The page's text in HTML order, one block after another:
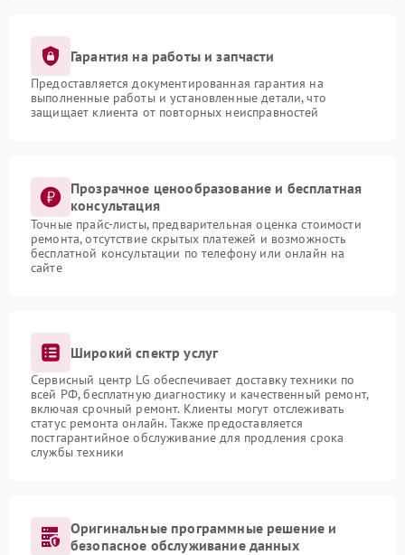
Гарантия на работы и запчасти
Предоставляется документированная гарантия на
выполненные работы и установленные детали, что
защищает клиента от повторных неисправностей
Прозрачное ценообразование и бесплатная
консультация
Точные прайс-листы, предварительная оценка стоимости
ремонта, отсутствие скрытых платежей и возможность
бесплатной консультации по телефону или онлайн на
сайте
Широкий спектр услуг
Сервисный центр LG обеспечивает доставку техники по
всей РФ, бесплатную диагностику и качественный ремонт,
включая срочный ремонт. Клиенты могут отслеживать
статус ремонта онлайн. Также предоставляется
постгарантийное обслуживание для продления срока
службы техники
Оригинальные программные решение и
безопасное обслуживание данных